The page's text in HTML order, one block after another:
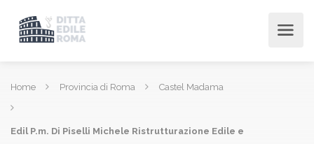
Home Provincia di Roma Castel Madama
Edil P.m. Di Piselli Michele Ristrutturazione Edile e